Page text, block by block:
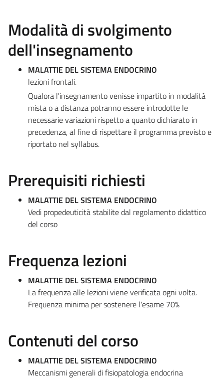
Modalità di svolgimento
dell'insegnamento
MALATTIE DEL SISTEMA ENDOCRINO
lezioni frontali.
Qualora l'insegnamento venisse impartito in modalità
mista o a distanza potranno essere introdotte le
necessarie variazioni rispetto a quanto dichiarato in
precedenza, al fine di rispettare il programma previsto e
riportato nel syllabus.
Prerequisiti richiesti
MALATTIE DEL SISTEMA ENDOCRINO
Vedi propedeuticità stabilite dal regolamento didattico
del corso
Frequenza lezioni
MALATTIE DEL SISTEMA ENDOCRINO
La frequenza alle lezioni viene verificata ogni volta.
Frequenza minima per sostenere l'esame 70%
Contenuti del corso
MALATTIE DEL SISTEMA ENDOCRINO
Meccanismi generali di fisiopatologia endocrina